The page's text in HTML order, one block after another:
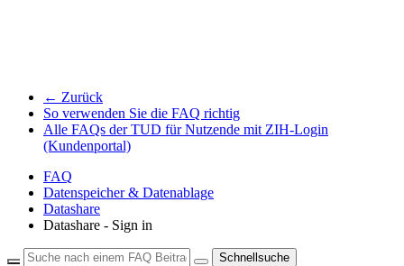
← Zurück
So verwenden Sie die FAQ richtig
Alle FAQs der TUD für Nutzende mit ZIH-Login
(Kundenportal)
FAQ
Datenspeicher & Datenablage
Datashare
Datashare - Sign in
Schnellsuche